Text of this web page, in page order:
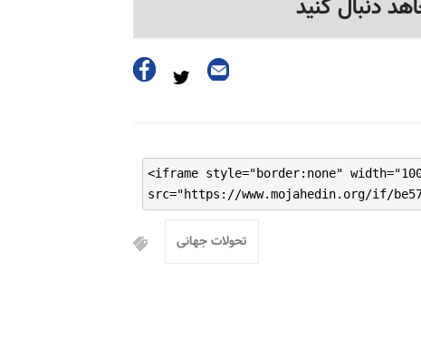
دنبال کنید
<iframe style="border:none"
src="https://www.mojahedin.org/if/
تحولات جهانی